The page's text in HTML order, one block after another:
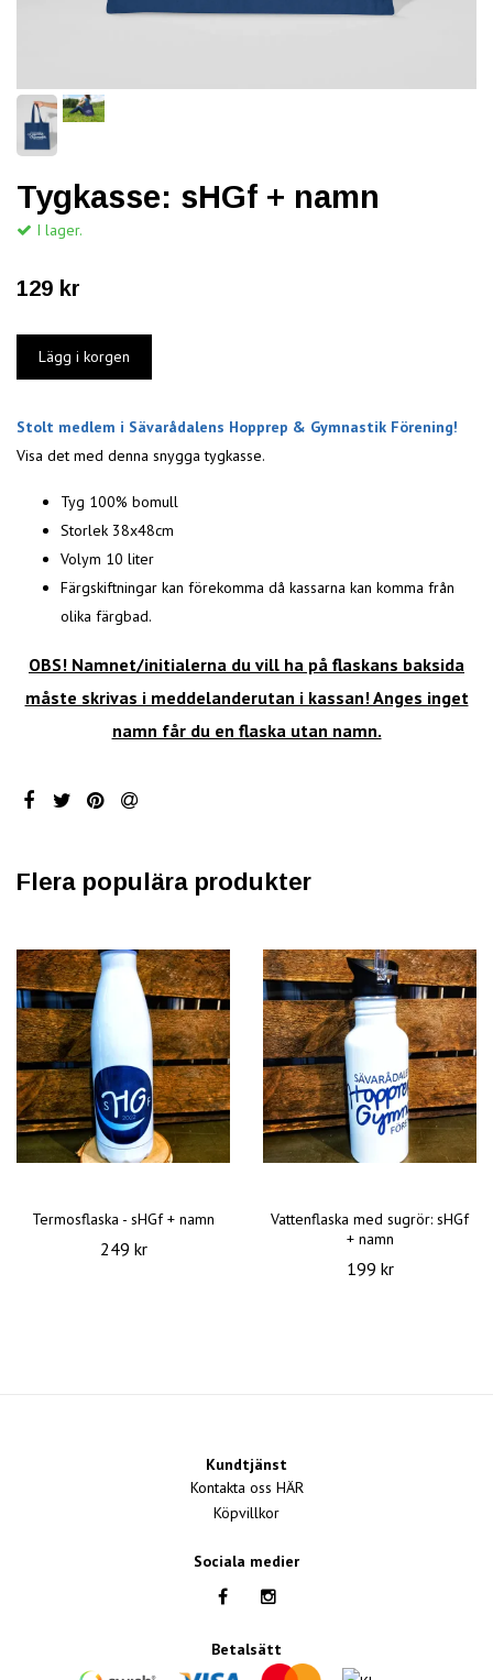
Tygkasse: sHGf + namn
I lager.
129 kr
Stolt medlem i Sävarådalens Hopprep & Gymnastik Förening!
Visa det med denna snygga tygkasse.
Tyg 100% bomull
Storlek 38x48cm
Volym 10 liter
Färgskiftningar kan förekomma då kassarna kan komma från
olika färgbad.
OBS! Namnet/initialerna du vill ha på flaskans baksida
måste skrivas i meddelanderutan i kassan! Anges inget
namn får du en flaska utan namn.
Flera populära produkter
Termosflaska - sHGf + namn
249 kr
Vattenflaska med sugrör: sHGf
+ namn
199 kr
Kundtjänst
Kontakta oss HÄR
Köpvillkor
Sociala medier
Betalsätt